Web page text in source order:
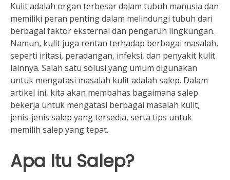
Kulit adalah organ terbesar dalam tubuh manusia dan
memiliki peran penting dalam melindungi tubuh dari
berbagai faktor eksternal dan pengaruh lingkungan.
Namun, kulit juga rentan terhadap berbagai masalah,
seperti iritasi, peradangan, infeksi, dan penyakit kulit
lainnya. Salah satu solusi yang umum digunakan
untuk mengatasi masalah kulit adalah salep. Dalam
artikel ini, kita akan membahas bagaimana salep
bekerja untuk mengatasi berbagai masalah kulit,
jenis-jenis salep yang tersedia, serta tips untuk
memilih salep yang tepat.
Apa Itu Salep?